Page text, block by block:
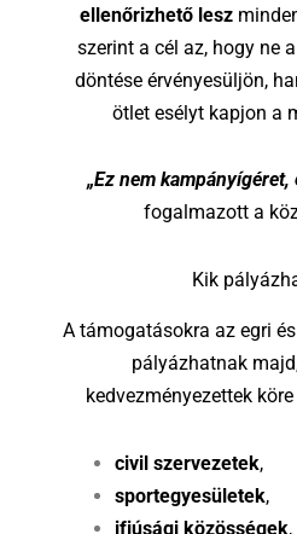
ellenőrizhető lesz
szerint a cél az, hogy ne
döntése érvényesüljön,
ötlet esélyt kapjon a
„Ez nem kampányígéret,
fogalmazott a
Kik
A támogatásokra az egri
pályázhatnak
kedvezményezettek
civil szervezetek,
sportegyesületek,
ifjúsági közösségek,